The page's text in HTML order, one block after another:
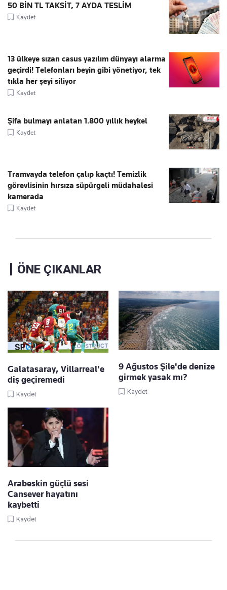
50 BİN TL TAKSİT, 7 AYDA TESLİM
Kaydet
13 ülkeye sızan casus yazılım dünyayı alarma
geçirdi! Telefonları beyin gibi yönetiyor, tek
tıkla her şeyi siliyor
Kaydet
Şifa bulmayı anlatan 1.800 yıllık heykel
Kaydet
Tramvayda telefon çalıp kaçtı! Temizlik
görevlisinin hırsıza süpürgeli müdahalesi
kamerada
Kaydet
ÖNE ÇIKANLAR
Galatasaray, Villarreal'e
diş geçiremedi
Kaydet
9 Ağustos Şile'de denize
girmek yasak mı?
Kaydet
Arabeskin güçlü sesi
Cansever hayatını
kaybetti
Kaydet